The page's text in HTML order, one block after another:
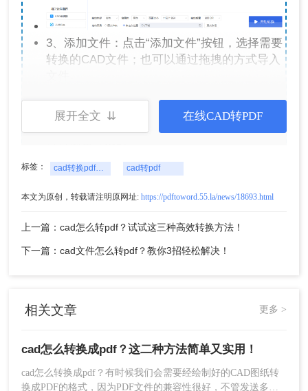
3、添加文件：点击“添加文件”按钮，选择需要
转换的CAD文件；也可以通过拖拽的方式导入
等待软件完成转换过程。
展开全文 ⇊ 在线CAD转PDF
标签： cad转换pdf怎么转换 cad转pdf
本文为原创，转载请注明原网址: https://pdftoword.55.la/news/18693.html
上一篇：cad怎么转pdf？试试这三种高效转换方法！
下一篇：cad文件怎么转pdf？教你3招轻松解决！
相关文章 更多 >
cad怎么转换成pdf？这二种方法简单又实用！
cad怎么转换成pdf？有时候我们会需要经绘制好的CAD图纸转
换成PDF的格式，因为PDF文件的兼容性很好，不管发送多少